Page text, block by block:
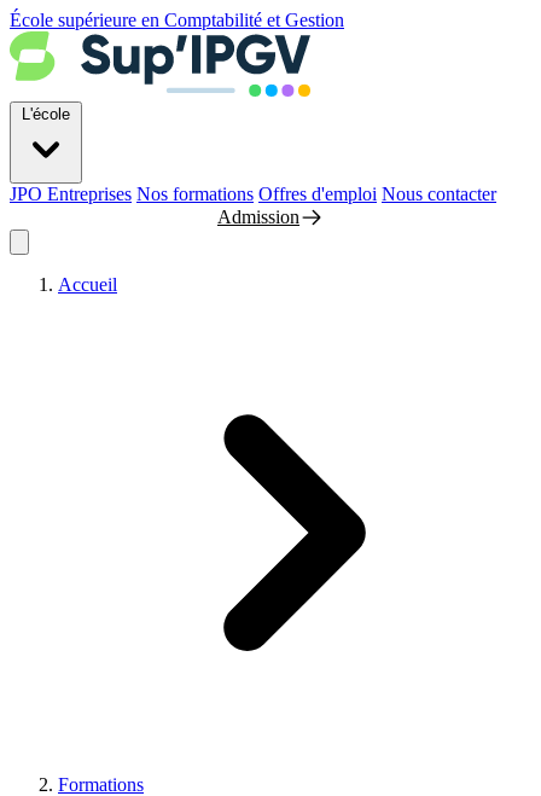
École supérieure en Comptabilité et Gestion
L'école
JPO Entreprises Nos formations Offres d'emploi Nous contacter
Admission
Accueil
Formations